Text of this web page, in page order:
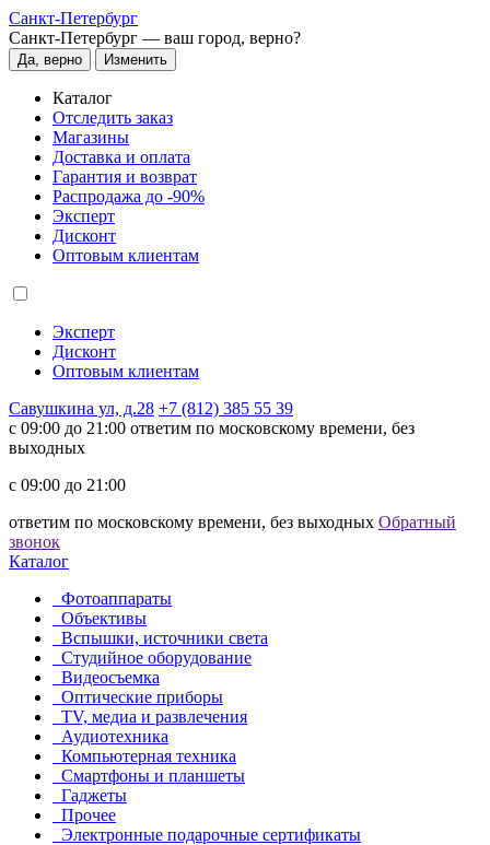
Санкт-Петербург
Санкт-Петербург — ваш город, верно?
Да, верно Изменить
Каталог
Отследить заказ
Магазины
Доставка и оплата
Гарантия и возврат
Распродажа до -90%
Эксперт
Дисконт
Оптовым клиентам
Эксперт
Дисконт
Оптовым клиентам
Савушкина ул, д.28 +7 (812) 385 55 39
c 09:00 до 21:00 ответим по московскому времени, без
выходных
c 09:00 до 21:00
ответим по московскому времени, без выходных Обратный
звонок
Каталог
Фотоаппараты
Объективы
Вспышки, источники света
Студийное оборудование
Видеосъемка
Оптические приборы
TV, медиа и развлечения
Аудиотехника
Компьютерная техника
Смартфоны и планшеты
Гаджеты
Прочее
Электронные подарочные сертификаты